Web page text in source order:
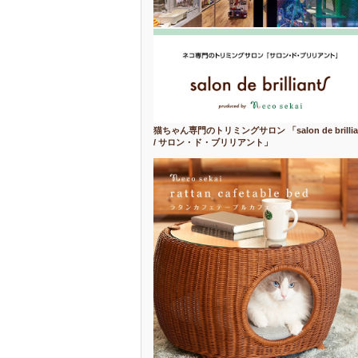
猫ちゃん専門のトリミングサロン 「salon de
/ サロン・ド・ブリリアント」